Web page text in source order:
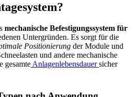
mechanische Befestigungssystem für
Untergründen. Es sorgt für die
Positionierung der Module und
und andere mechanische
gesamte Anlagenlebensdauer sicher